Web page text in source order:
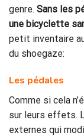
genre. Sans les
une bicyclette
petit inventaire
du shoegaze:
Les pédales
Comme si cela
sur leurs effets.
externes qui